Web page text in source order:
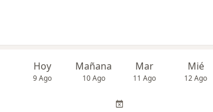
Hoy
9 Ago
Mañana
10 Ago
Mar
11 Ago
Mié
12 Ago